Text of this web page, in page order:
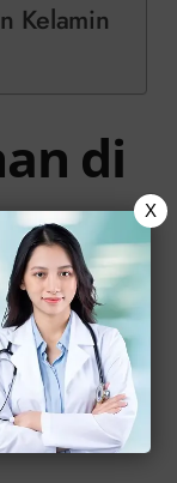
Kelamin
di
berisi
di area
X